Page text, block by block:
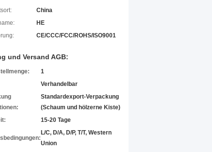
China
HE
CE/CCC/FCC/ROHS/ISO9001
und Versand AGB:
1
Verhandelbar
Standardexport-Verpackung
(Schaum und hölzerne Kiste)
15-20 Tage
L/C, D/A, D/P, T/T, Western
Union